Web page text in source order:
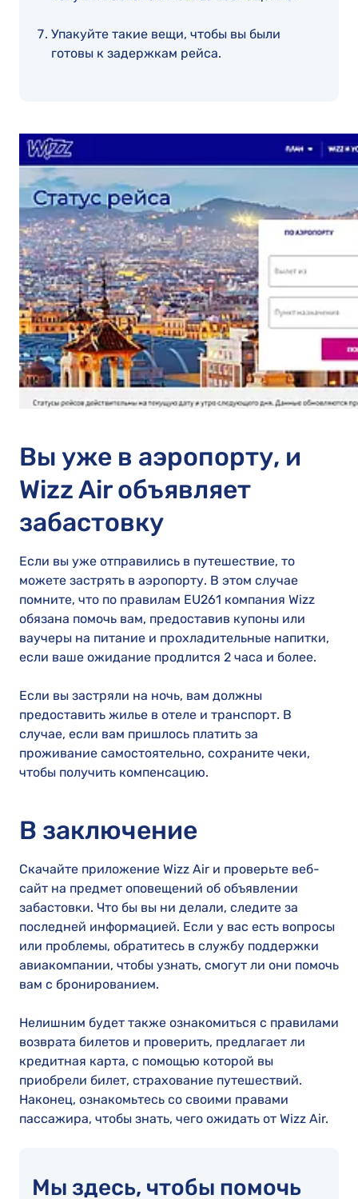
Упакуйте такие вещи, чтобы вы были
готовы к задержкам рейса.
Вы уже в аэропорту, и
Wizz Air объявляет
забастовку
Если вы уже отправились в путешествие, то
можете застрять в аэропорту. В этом случае
помните, что по правилам EU261 компания Wizz
обязана помочь вам, предоставив купоны или
ваучеры на питание и прохладительные напитки,
если ваше ожидание продлится 2 часа и более.
Если вы застряли на ночь, вам должны
предоставить жилье в отеле и транспорт. В
случае, если вам пришлось платить за
проживание самостоятельно, сохраните чеки,
чтобы получить компенсацию.
В заключение
Скачайте приложение Wizz Air и проверьте веб-
сайт на предмет оповещений об объявлении
забастовки. Что бы вы ни делали, следите за
последней информацией. Если у вас есть вопросы
или проблемы, обратитесь в службу поддержки
авиакомпании, чтобы узнать, смогут ли они помочь
вам с бронированием.
Нелишним будет также ознакомиться с правилами
возврата билетов и проверить, предлагает ли
кредитная карта, с помощью которой вы
приобрели билет, страхование путешествий.
Наконец, ознакомьтесь со своими правами
пассажира, чтобы знать, чего ожидать от Wizz Air.
Мы здесь, чтобы помочь